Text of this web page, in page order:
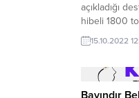
açıkladığı
hibeli 1800
üreticilere
Kocaeli
amacıyla
Tohumu
15.10.2022
Bayındır